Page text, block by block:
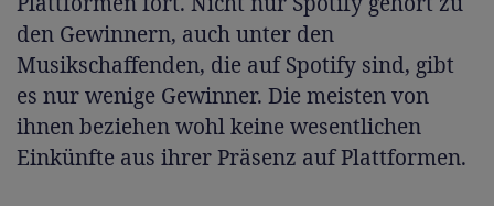
den Gewinnern, auch unter den
Musikschaffenden, die auf Spotify sind, gibt
es nur wenige Gewinner. Die meisten von
ihnen beziehen wohl keine wesentlichen
Einkünfte aus ihrer Präsenz auf Plattformen.